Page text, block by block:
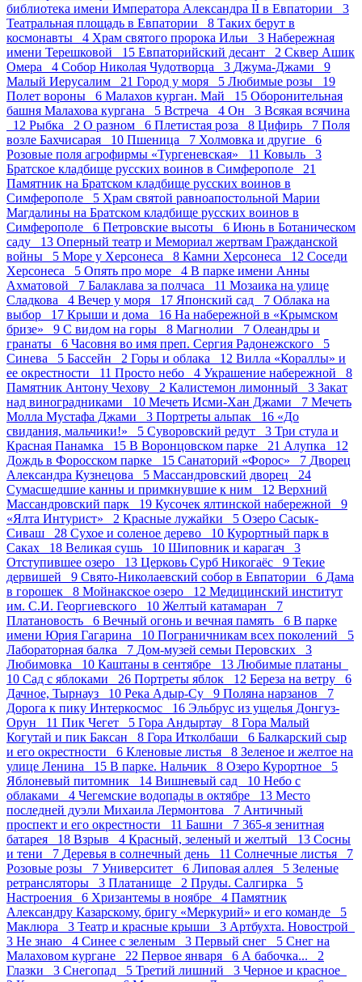
библиотека имени Императора Александра II в Евпатории 3
Театральная площадь в Евпатории 8 Таких берут в
космонавты 4 Храм святого пророка Ильи 3 Набережная
имени Терешковой 15 Евпаторийский десант 2 Сквер Ашик
Омера 4 Собор Николая Чудотворца 3 Джума-Джами 9
Малый Иерусалим 21 Город у моря 5 Любимые розы 19
Полет вороны 6 Малахов курган. Май 15 Оборонительная
башня Малахова кургана 5 Встреча 4 Он 3 Всякая всячина
12 Рыбка 2 О разном 6 Плетистая роза 8 Цифирь 7 Поля
возле Бахчисарая 10 Пшеница 7 Холмовка и другие 6
Розовые поля агрофирмы «Тургеневская» 11 Ковыль 3
Братское кладбище русских воинов в Симферополе 21
Памятник на Братском кладбище русских воинов в
Симферополе 5 Храм святой равноапостольной Марии
Магдалины на Братском кладбище русских воинов в
Симферополе 6 Петровские высоты 6 Июнь в Ботаническом
саду 13 Оперный театр и Мемориал жертвам Гражданской
войны 5 Море у Херсонеса 8 Камни Херсонеса 12 Соседи
Херсонеса 5 Опять про море 4 В парке имени Анны
Ахматовой 7 Балаклава за полчаса 11 Мозаика на улице
Сладкова 4 Вечер у моря 17 Японский сад 7 Облака на
выбор 17 Крыши и дома 16 На набережной в «Крымском
бризе» 9 С видом на горы 8 Магнолии 7 Олеандры и
гранаты 6 Часовня во имя преп. Сергия Радонежского 5
Синева 5 Бассейн 2 Горы и облака 12 Вилла «Кораллы» и
ее окрестности 11 Просто небо 4 Украшение набережной 8
Памятник Антону Чехову 2 Калистемон лимонный 3 Закат
над виноградниками 10 Мечеть Исми-Хан Джами 7 Мечеть
Молла Мустафа Джами 3 Портреты альпак 16 «До
свидания, мальчики!» 5 Суворовский редут 3 Три стула и
Красная Панамка 15 В Воронцовском парке 21 Алупка 12
Дождь в Форосском парке 15 Санаторий «Форос» 7 Дворец
Александра Кузнецова 5 Массандровский дворец 24
Сумасшедшие канны и примкнувшие к ним 12 Верхний
Массандровский парк 19 Кусочек ялтинской набережной 9
«Ялта Интурист» 2 Красные лужайки 5 Озеро Сасык-
Сиваш 28 Сухое и соленое дерево 10 Курортный парк в
Саках 18 Великая сушь 10 Шиповник и карагач 3
Отступившее озеро 13 Церковь Сурб Никогаёс 9 Текие
дервишей 9 Свято-Николаевский собор в Евпатории 6 Дама
в горошек 8 Мойнакское озеро 12 Медицинский институт
им. С.И. Георгиевского 10 Желтый катамаран 7
Платановость 6 Вечный огонь и вечная память 6 В парке
имени Юрия Гагарина 10 Пограничникам всех поколений 5
Лабораторная балка 7 Дом-музей семьи Перовских 3
Любимовка 10 Каштаны в сентябре 13 Любимые платаны
10 Сад с яблоками 26 Портреты яблок 12 Береза на ветру 6
Дачное, Тырнауз 10 Река Адыр-Су 9 Поляна нарзанов 7
Дорога к пику Интеркосмос 16 Эльбрус из ущелья Донгуз-
Орун 11 Пик Чегет 5 Гора Андыртау 8 Гора Малый
Когутай и пик Баксан 8 Гора Итколбаши 6 Балкарский сыр
и его окрестности 6 Кленовые листья 8 Зеленое и желтое на
улице Ленина 15 В парке. Нальчик 8 Озеро Курортное 5
Яблоневый питомник 14 Вишневый сад 10 Небо с
облаками 4 Чегемские водопады в октябре 13 Место
последней дуэли Михаила Лермонтова 7 Античный
проспект и его окрестности 11 Башни 7 365-я зенитная
батарея 18 Взрыв 4 Красный, зеленый и желтый 13 Сосны
и тени 7 Деревья в солнечный день 11 Солнечные листья 7
Розовые розы 7 Университет 6 Липовая аллея 5 Зеленые
ретрансляторы 3 Платанище 2 Пруды. Салгирка 5
Настроения 6 Хризантемы в ноябре 4 Памятник
Александру Казарскому, бригу «Меркурий» и его команде 5
Маклюра 3 Театр и красные крыши 3 Артбухта. Новострой
3 Не знаю 4 Синее с зеленым 3 Первый снег 5 Снег на
Малаховом кургане 22 Первое января 6 А бабочка... 2
Глазки 3 Снегопад 5 Третий лишний 3 Черное и красное